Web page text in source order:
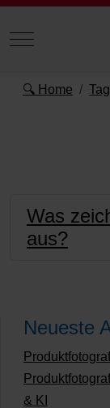
Mobile Menu
🔍 Home
Was
aus?
Neueste
& KI